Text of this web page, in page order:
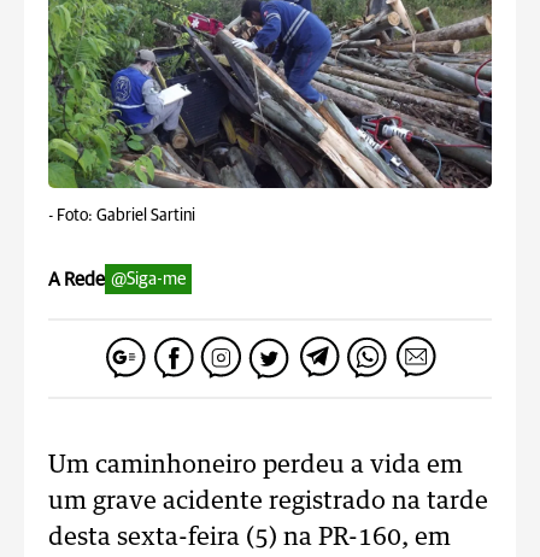
- Foto: Gabriel Sartini
A Rede @Siga-me
Um caminhoneiro perdeu a vida em
um grave acidente registrado na tarde
desta sexta-feira (5) na PR-160, em